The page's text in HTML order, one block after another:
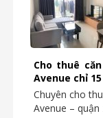
Cho thuê
Avenue chỉ
Chuyên cho
Avenue –